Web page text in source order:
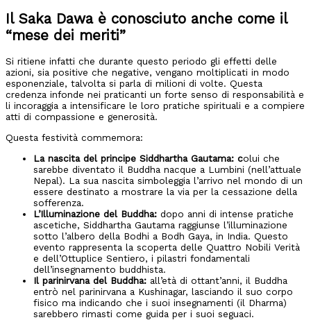
Il Saka Dawa è conosciuto anche come il
“mese dei meriti”
Si ritiene infatti che durante questo periodo gli effetti delle
azioni, sia positive che negative, vengano moltiplicati in modo
esponenziale, talvolta si parla di milioni di volte. Questa
credenza infonde nei praticanti un forte senso di responsabilità e
li incoraggia a intensificare le loro pratiche spirituali e a compiere
atti di compassione e generosità.
Questa festività commemora:
La nascita del principe Siddhartha Gautama: colui che
sarebbe diventato il Buddha nacque a Lumbini (nell’attuale
Nepal). La sua nascita simboleggia l’arrivo nel mondo di un
essere destinato a mostrare la via per la cessazione della
sofferenza.
L’Illuminazione del Buddha: dopo anni di intense pratiche
ascetiche, Siddhartha Gautama raggiunse l’illuminazione
sotto l’albero della Bodhi a Bodh Gaya, in India. Questo
evento rappresenta la scoperta delle Quattro Nobili Verità
e dell’Ottuplice Sentiero, i pilastri fondamentali
dell’insegnamento buddhista.
Il parinirvana del Buddha: all’età di ottant’anni, il Buddha
entrò nel parinirvana a Kushinagar, lasciando il suo corpo
fisico ma indicando che i suoi insegnamenti (il Dharma)
sarebbero rimasti come guida per i suoi seguaci.